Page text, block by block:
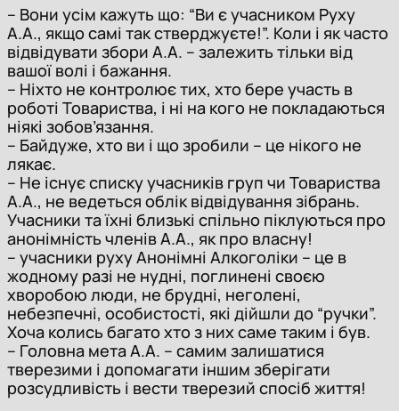
– Вони усім кажуть що: “Ви є учасником Руху
А.А., якщо самі так стверджуєте!”. Коли і як часто
відвідувати збори А.А. – залежить тільки від
вашої волі і бажання.
– Ніхто не контролює тих, хто бере участь в
роботі Товариства, і ні на кого не покладаються
ніякі зобов’язання.
– Байдуже, хто ви і що зробили – це нікого не
лякає.
– Не існує списку учасників груп чи Товариства
А.А., не ведеться облік відвідування зібрань.
Учасники та їхні близькі спільно піклуються про
анонімність членів А.А., як про власну!
– учасники руху Анонімні Алкоголіки – це в
жодному разі не нудні, поглинені своєю
хворобою люди, не брудні, неголені,
небезпечні, особистості, які дійшли до “ручки”.
Хоча колись багато хто з них саме таким і був.
– Головна мета А.А. – самим залишатися
тверезими і допомагати іншим зберігати
розсудливість і вести тверезий спосіб життя!